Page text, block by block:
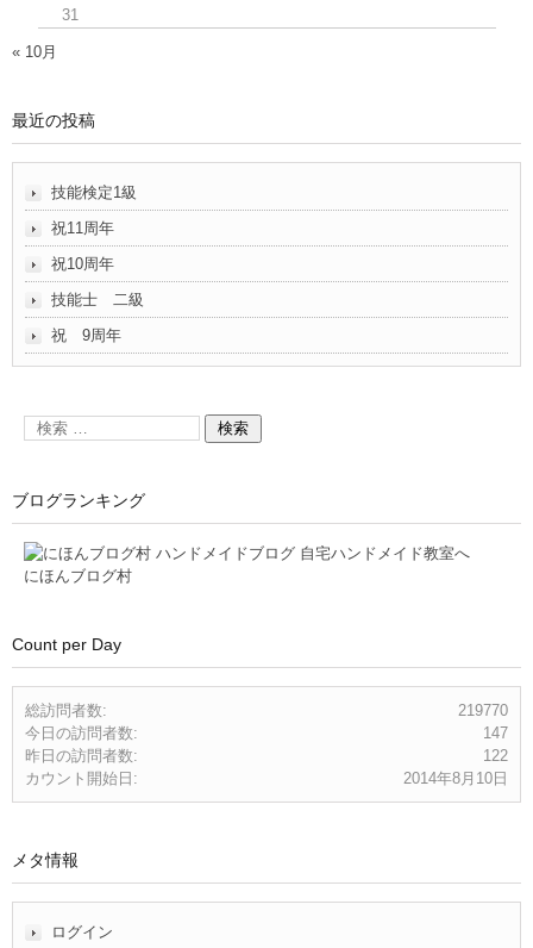
31
« 10月
最近の投稿
技能検定1級
祝11周年
祝10周年
技能士 二級
祝 9周年
ブログランキング
にほんブログ村
Count per Day
219770
総訪問者数:
147
今日の訪問者数:
122
昨日の訪問者数:
2014年8月10日
カウント開始日:
メタ情報
ログイン